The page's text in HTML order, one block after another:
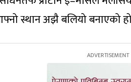
स्थान अझै बलियो बनाएको